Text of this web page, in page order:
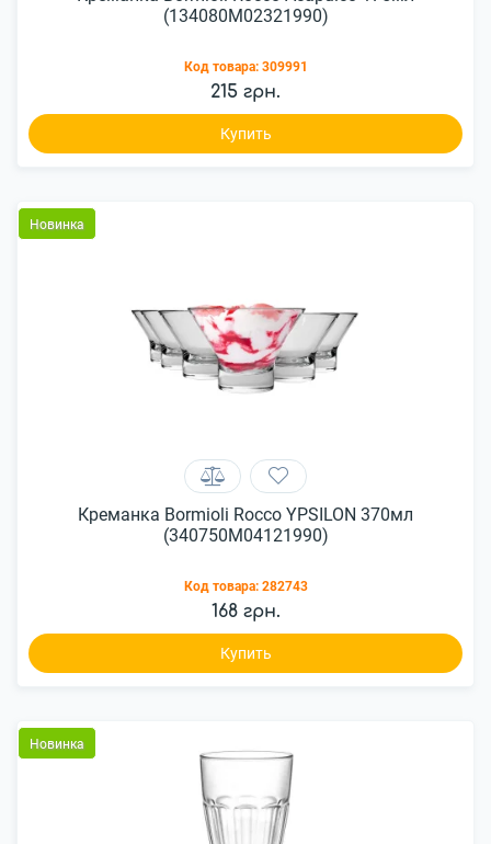
(134080M02321990)
Код товара: 309991
215 грн.
Купить
Новинка
Креманка Bormioli Rocco YPSILON 370мл
(340750M04121990)
Код товара: 282743
168 грн.
Купить
Новинка